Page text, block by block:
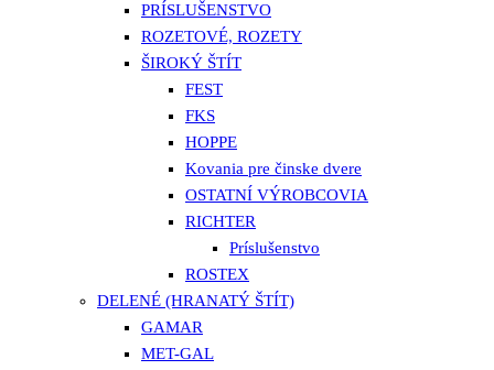
PRÍSLUŠENSTVO
ROZETOVÉ, ROZETY
ŠIROKÝ ŠTÍT
FEST
FKS
HOPPE
Kovania pre činske dvere
OSTATNÍ VÝROBCOVIA
RICHTER
Príslušenstvo
ROSTEX
DELENÉ (HRANATÝ ŠTÍT)
GAMAR
MET-GAL